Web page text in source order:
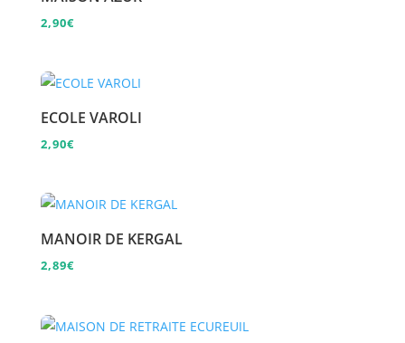
2,90€
ECOLE VAROLI
2,90€
MANOIR DE KERGAL
2,89€